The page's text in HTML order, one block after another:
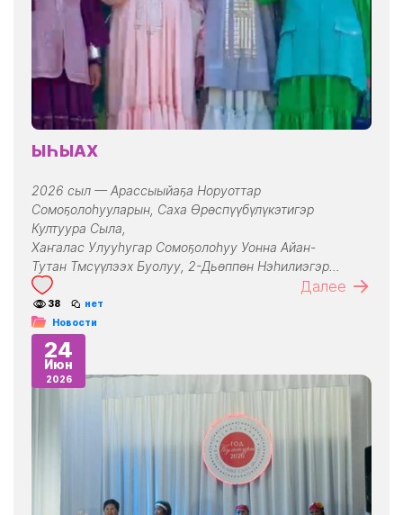
ЫҺЫАХ
2026 сыл — Арассыыйаҕа Норуоттар
Сомоҕолоһууларын, Саха Өрөспүүбүлүкэтигэр
Култуура Сыла,
Хаҥалас Улууһугар Сомоҕолоһуу Уонна Айан-
Тутан Тмсүүлээх Буолуу, 2-Дьөппөн Нэһилиэгэр…
Далее
38
нет
Новости
24
Июн
2026